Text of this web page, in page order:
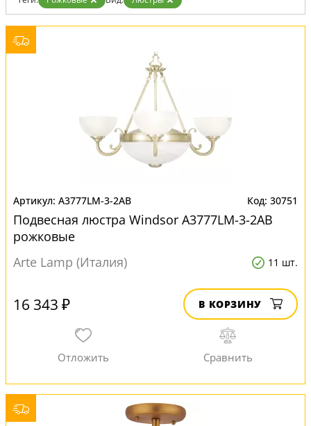
A3777LM-3-2AB 30751
Подвесная люстра Windsor A3777LM-3-2AB
рожковые
Arte Lamp (Италия)
11 шт.
16 343 ₽ В КОРЗИНУ